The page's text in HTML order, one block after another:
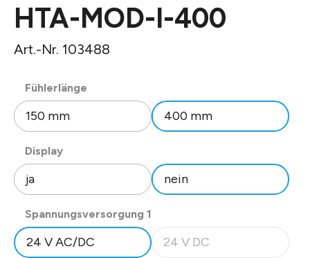
HTA-MOD-I-400
Art.-Nr. 103488
Fühlerlänge
150 mm
400 mm
Displayauswählen
ja
nein
Spannungsversorgung 1
24 V AC/DC
24 V DC
(Diese Option ist zurzeit